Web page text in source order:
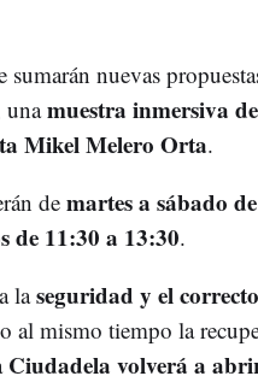
sumarán nuevas
unamuestra inmersiva
Mikel Melero Orta.
de martes a sábado
de 11:30 a 13:30.
laseguridad y el correcto
al mismo tiempo la
Ciudadela volverá a